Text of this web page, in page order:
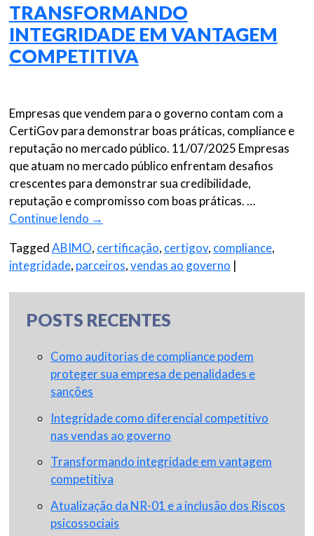
TRANSFORMANDO
INTEGRIDADE EM VANTAGEM
COMPETITIVA
Empresas que vendem para o governo contam com a
CertiGov para demonstrar boas práticas, compliance e
reputação no mercado público. 11/07/2025 Empresas
que atuam no mercado público enfrentam desafios
crescentes para demonstrar sua credibilidade,
reputação e compromisso com boas práticas. …
Continue lendo →
TaggedABIMO, certificação, certigov, compliance,
integridade, parceiros,vendas ao governo |
POSTS RECENTES
Como auditorias de compliance podem
proteger sua empresa de penalidades e
sanções
Integridade como diferencial competitivo
nas vendas ao governo
Transformando integridade em vantagem
competitiva
Atualização da NR-01 e a inclusão dos Riscos
psicossociais